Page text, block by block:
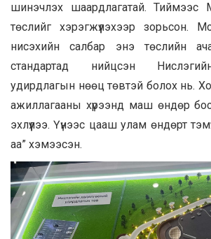
шинэчлэх шаардлагатай. Тиймээс
төслийг хэрэгжүүлэхээр зорьсон.
нисэхийн салбар энэ төслийн
стандартад нийцсэн
удирдлагын нөөц төвтэй болох нь.
ажиллагааны хүрээнд маш өндөр
эхлүүлээ. Үүнээс цааш улам өндөрт
аа” хэмээсэн.